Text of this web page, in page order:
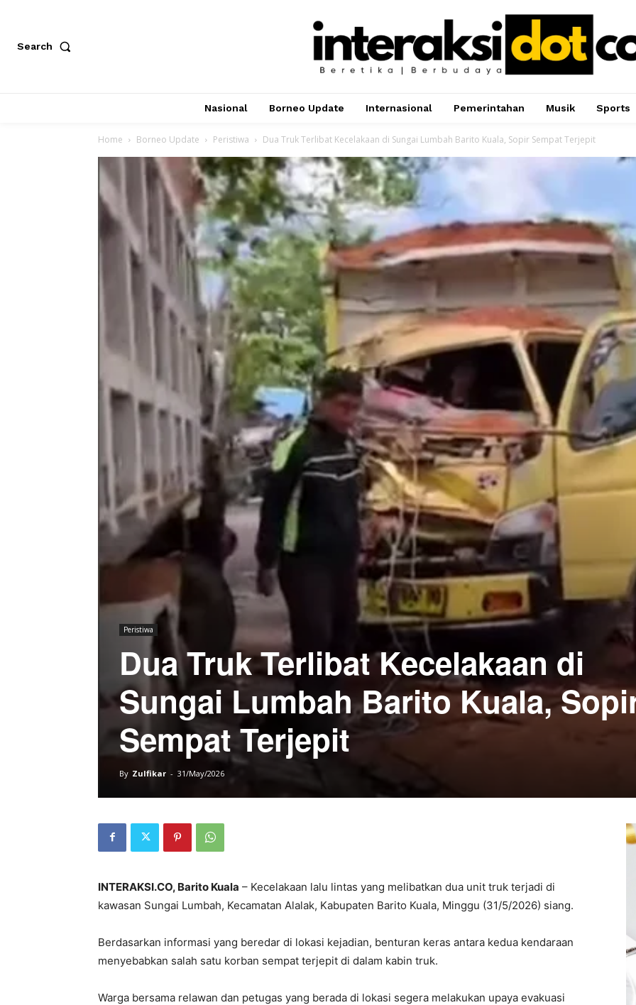
Search
Nasional Borneo Update Internasional Pemerintahan Musik Sports
Home Borneo Update Peristiwa Dua Truk Terlibat Kecelakaan di Sungai Lumbah Barito Kuala, Sopir Sempat Terjepit
Peristiwa
Dua Truk Terlibat Kecelakaan di
Sungai Lumbah Barito Kuala,
Sempat Terjepit
By Zulfikar - 31/May/2026
INTERAKSI.CO, Barito Kuala – Kecelakaan lalu lintas yang melibatkan dua unit truk terjadi di
kawasan Sungai Lumbah, Kecamatan Alalak, Kabupaten Barito Kuala, Minggu (31/5/2026) siang.
Berdasarkan informasi yang beredar di lokasi kejadian, benturan keras antara kedua kendaraan
menyebabkan salah satu korban sempat terjepit di dalam kabin truk.
Warga bersama relawan dan petugas yang berada di lokasi segera melakukan upaya evakuasi